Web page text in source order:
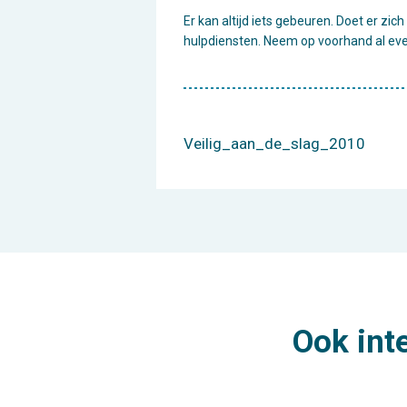
Er kan altijd iets gebeuren. Doet er
hulpdiensten. Neem op voorhand al
Veilig_aan_de_slag_2010
Ook